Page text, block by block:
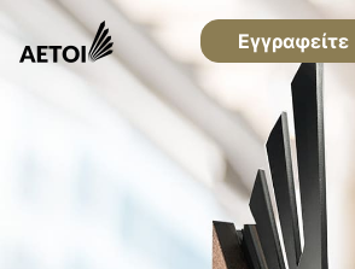
Εγγραφείτε